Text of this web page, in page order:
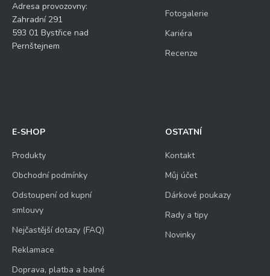
Adresa provozovny:
Zahradní 291
593 01 Bystřice nad
Pernštejnem
Fotogalerie
Kariéra
Recenze
E-SHOP
Produkty
Obchodní podmínky
Odstoupení od kupní
smlouvy
Nejčastější dotazy (FAQ)
Reklamace
Doprava, platba a balné
OSTATNÍ
Kontakt
Můj účet
Dárkové poukazy
Rady a tipy
Novinky